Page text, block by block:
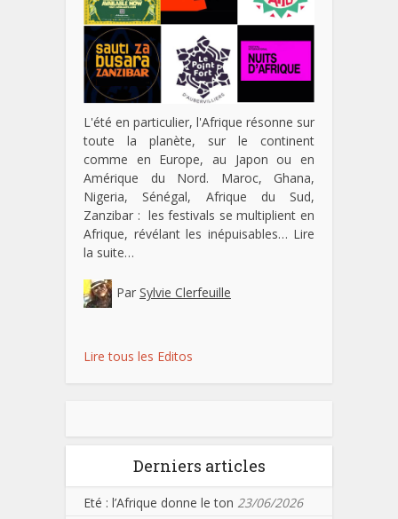
L'été en particulier, l'Afrique résonne sur
toute la planète, sur le continent
comme en Europe, au Japon ou en
Amérique du Nord. Maroc, Ghana,
Nigeria, Sénégal, Afrique du Sud,
Zanzibar : les festivals se multiplient en
Afrique, révélant les inépuisables… Lire
la suite…
Par Sylvie Clerfeuille
Lire tous les Editos
Derniers articles
Eté : l’Afrique donne le ton 23/06/2026